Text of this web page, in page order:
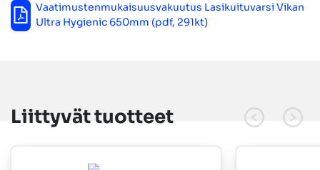
Vaatimustenmukaisuusvakuutus Lasikuituvarsi Vikan
Ultra Hygienic 650mm (pdf, 291kt)
Liittyvät tuotteet